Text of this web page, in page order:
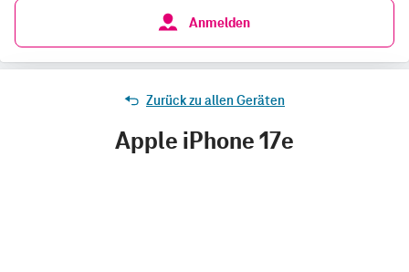
Anmelden
Zurück zu allen Geräten
Apple iPhone 17e